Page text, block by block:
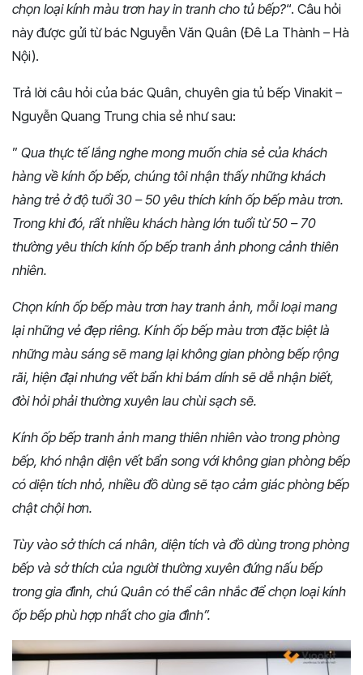
chọn loại kính màu trơn hay in tranh cho tủ bếp?“. Câu hỏi
này được gửi từ bác Nguyễn Văn Quân (Đê La Thành – Hà
Nội).
Trả lời câu hỏi của bác Quân, chuyên gia tủ bếp Vinakit –
Nguyễn Quang Trung chia sẻ như sau:
” Qua thực tế lắng nghe mong muốn chia sẻ của khách
hàng về kính ốp bếp, chúng tôi nhận thấy những khách
hàng trẻ ở độ tuổi 30 – 50 yêu thích kính ốp bếp màu trơn.
Trong khi đó, rất nhiều khách hàng lớn tuổi từ 50 – 70
thường yêu thích kính ốp bếp tranh ảnh phong cảnh thiên
nhiên.
Chọn kính ốp bếp màu trơn hay tranh ảnh, mỗi loại mang
lại những vẻ đẹp riêng. Kính ốp bếp màu trơn đặc biệt là
những màu sáng sẽ mang lại không gian phòng bếp rộng
rãi, hiện đại nhưng vết bẩn khi bám dính sẽ dễ nhận biết,
đòi hỏi phải thường xuyên lau chùi sạch sẽ.
Kính ốp bếp tranh ảnh mang thiên nhiên vào trong phòng
bếp, khó nhận diện vết bẩn song với không gian phòng bếp
có diện tích nhỏ, nhiều đồ dùng sẽ tạo cảm giác phòng bếp
chật chội hơn.
Tùy vào sở thích cá nhân, diện tích và đồ dùng trong phòng
bếp và sở thích của người thường xuyên đứng nấu bếp
trong gia đình, chú Quân có thể cân nhắc để chọn loại kính
ốp bếp phù hợp nhất cho gia đình”.